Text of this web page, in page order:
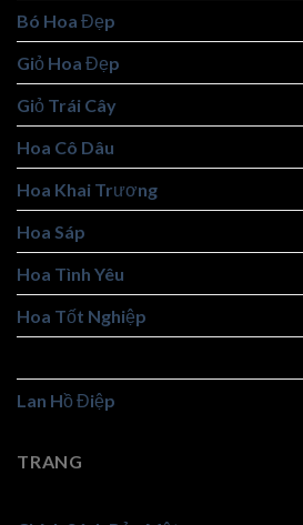
Bó Hoa Đẹp
Giỏ Hoa Đẹp
Giỏ Trái Cây
Hoa Cô Dâu
Hoa Khai Trương
Hoa Sáp
Hoa Tình Yêu
Hoa Tốt Nghiệp
Lan Hồ Điệp
TRANG